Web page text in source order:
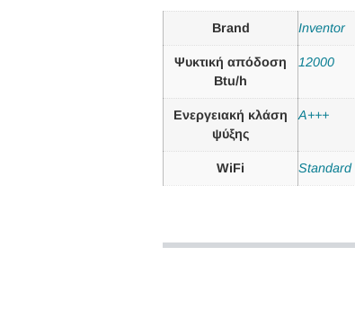
Brand Inventor
Ψυκτική απόδοση
Btu/h
12000
Ενεργειακή κλάση
ψύξης
A+++
WiFi Standard